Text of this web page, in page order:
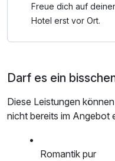
Freue dich auf
Hotel erst vor Ort.
Darf es ein
Diese Leistungen
nicht bereits im Angebot
Romantik pur